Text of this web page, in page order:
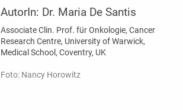
AutorIn: Dr. Maria De Santis
Associate Clin. Prof. für Onkologie, Cancer
Research Centre, University of Warwick,
Medical School, Coventry, UK
Foto: Nancy Horowitz